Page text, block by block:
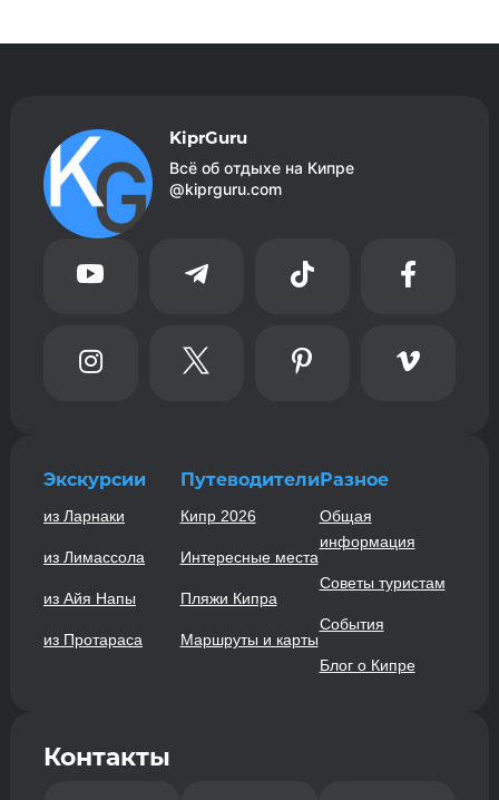
KiprGuru
Всё об отдыхе на Кипре
@kiprguru.com
   
   
Экскурсии
из Ларнаки
из Лимассола
из Айя Напы
из Протараса
Путеводители
Кипр 2026
Интересные места
Пляжи Кипра
Маршруты и карты
Разное
Общая
информация
Советы туристам
События
Блог о Кипре
Контакты